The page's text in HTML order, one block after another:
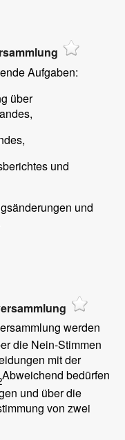
Aufgaben:
über
und
und
werden
die Nein-Stimmen
mit der
Abweichend bedürfen
und über die
von zwei